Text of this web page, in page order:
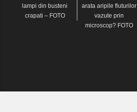
lampi din busteni
crapati – FOTO
arata aripile fluturilor
vazute prin
microscop? FOTO